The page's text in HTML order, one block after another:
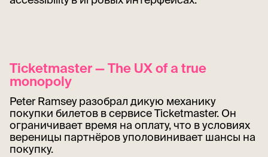
Ticketmaster — The UX of a true
monopoly
Peter Ramsey разобрал дикую механику
покупки билетов в сервисе Ticketmaster. Он
ограничивает время на оплату, что в условиях
вереницы партнёров уполовинивает шансы на
покупку.